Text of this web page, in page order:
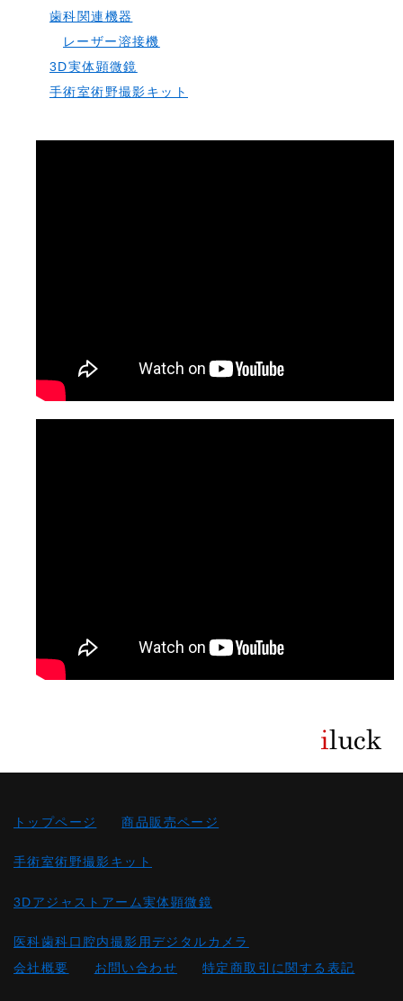
歯科関連機器
レーザー溶接機
3D実体顕微鏡
手術室術野撮影キット
トップページ 商品販売ページ
手術室術野撮影キット
3Dアジャストアーム実体顕微鏡
医科歯科口腔内撮影用デジタルカメラ
会社概要
お問い合わせ 特定商取引に関する表記